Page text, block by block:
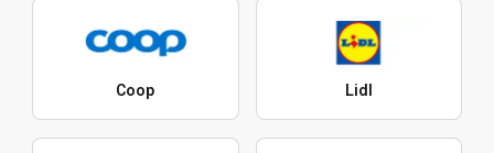
Coop Lidl